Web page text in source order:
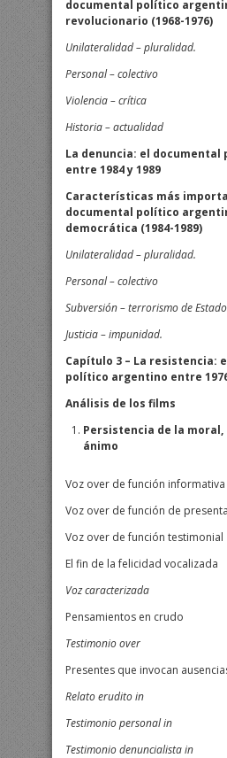
documental político
revolucionario (1968-1976)
Unilateralidad – pluralidad.
Personal – colectivo
Violencia – crítica
Historia – actualidad
La denuncia: el
entre 1984 y 1989
Características más
documental político
democrática (1984-1989)
Unilateralidad – pluralidad.
Personal – colectivo
Subversión – terrorismo de Estado
Justicia – impunidad.
Capítulo 3 – La resistencia:
político argentino entre
Análisis de los films
Persistencia de la moral,
ánimo
Voz over de función informativa
Voz over de función de
Voz over de función testimonial
El fin de la felicidad vocalizada
Voz caracterizada
Pensamientos en crudo
Testimonio over
Presentes que invocan
Relato erudito in
Testimonio personal in
Testimonio denuncialista in